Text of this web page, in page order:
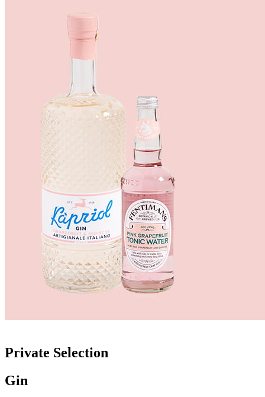
Private Selection
Gin